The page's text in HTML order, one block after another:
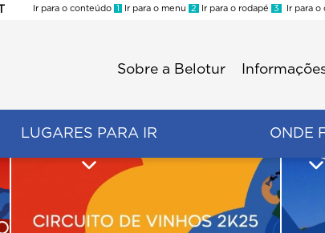
Ir para o conteúdo 1 Ir para o menu 2 Ir para o rodapé 3 Ir para o
Sobre a Belotur
LUGARES PARA IR ONDE